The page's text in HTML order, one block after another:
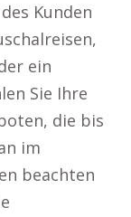
Kunden
ein
Sie Ihre
die bis
im
beachten